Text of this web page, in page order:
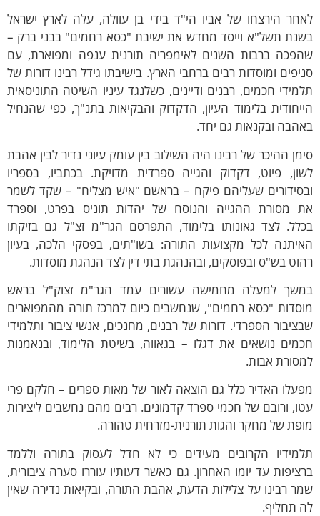
הירצחו של אביו הי"ד בידי בן עוולה, עלה לארץ ישראל
תשל"א וייסד מחדש את ישיבת "כסא רחמים" בבני ברק –
ברבות השנים לאימפריה תורנית ענפה ומפוארת, עם
ומוסדות רבים ברחבי הארץ. בישיבתו גידל רבינו דורות של
חכמים, רבנים ודיינים, כשלנגד עיניו השיטה התוניסאית
בלימוד העיון, הדקדוק והבקיאות בתנ"ך, כפי שהנחיל
ובקנאות גם יחד.
ההיכר של רבינו היה השילוב בין עומק עיוני נדיר לבין אהבת
פיוט, דקדוק והגייה ספרדית מדויקת. בכתביו, בספריו
שעליהם פיקח – בראשם "איש מצליח" – שקד לשמר
ההגייה והנוסח של יהדות תוניס בפרט, וספרד
לצד גאונותו בלימוד, התפרסם הגר"מ זצ"ל גם בזיקתו
לכל מקצועות התורה: בשו"תים, בפסקי הלכה, בעיון
בש"ס ובפוסקים, ובהנהגת בתי דין לצד הנהגת מוסדות.
למעלה מחמישה עשורים עמד הגר"מ זצוק"ל בראש
"כסא רחמים", שנחשבים כיום למרכז תורה מהמפוארים
הספרדי. דורות של רבנים, מחנכים, אנשי ציבור ותלמידי
נושאים את דגלו – בגאווה, בשיטת הלימוד, ובנאמנות
אבות.
האדיר כלל גם הוצאה לאור של מאות ספרים – חלקם פרי
ורובם של חכמי ספרד קדמונים. רבים מהם נחשבים ליצירות
של מחקר והגות תורנית-מזרחית טהורה.
הקרובים מעידים כי לא חדל לעסוק בתורה וללמד
עד יומו האחרון. גם כאשר דעותיו עוררו סערה ציבורית,
רבינו על צלילות הדעת, אהבת התורה, ובקיאות נדירה שאין